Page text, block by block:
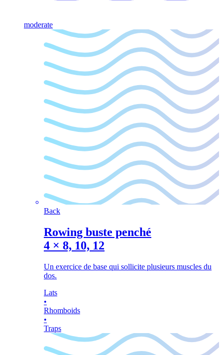
moderate
Back
Rowing buste penché
4 × 8, 10, 12
Un exercice de base qui sollicite plusieurs muscles du
dos.
Lats
•
Rhomboids
•
Traps